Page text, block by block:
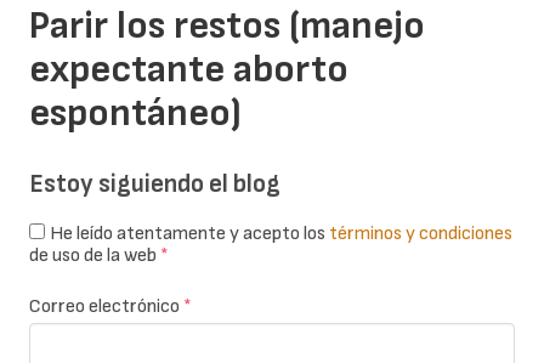
Parir los restos (manejo
expectante aborto
espontáneo)
Estoy siguiendo el blog
He leído atentamente y acepto los términos y condiciones
de uso de la web *
Correo electrónico *